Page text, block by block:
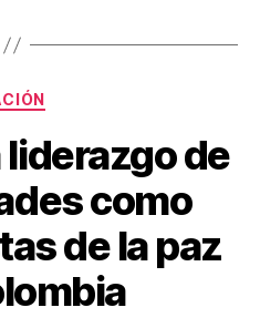
tir
Categorías
de
como
de la paz